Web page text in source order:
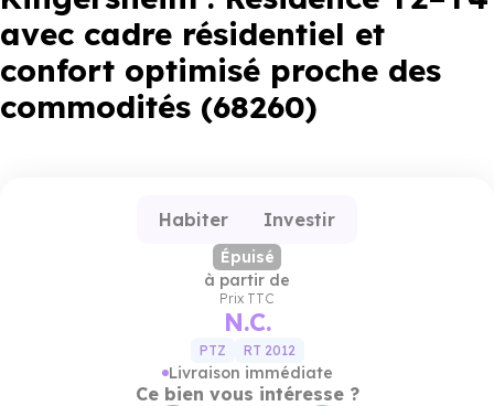
avec cadre résidentiel et
confort optimisé proche des
commodités (68260)
Habiter Investir
Épuisé
à partir de
Prix TTC
N.C.
PTZ RT 2012
Livraison immédiate
Ce bien vous intéresse ?